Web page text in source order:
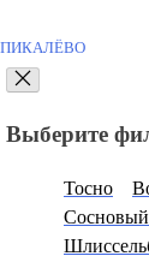
ПИКАЛЁВО
Выберите
Тосно